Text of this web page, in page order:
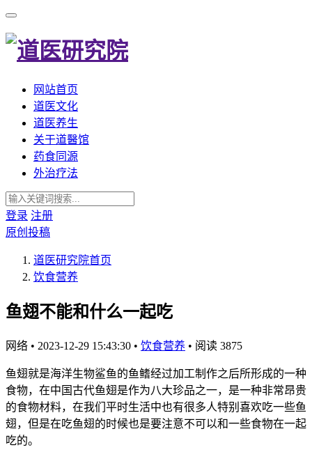
网站首页
道医文化
道医养生
关于道醫馆
药食同源
外治疗法
登录 注册
原创投稿
道医研究院首页
饮食营养
鱼翅不能和什么一起吃
网络 • 2023-12-29 15:43:30 • 饮食营养 • 阅读 3875
鱼翅就是海洋生物鲨鱼的鱼鳍经过加工制作之后所形成的一种
食物，在中国古代鱼翅是作为八大珍品之一，是一种非常昂贵
的食物材料，在我们平时生活中也有很多人特别喜欢吃一些鱼
翅，但是在吃鱼翅的时候也是要注意不可以和一些食物在一起
吃的。